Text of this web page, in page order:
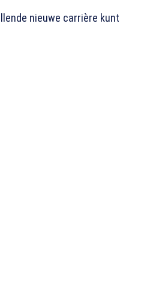
nieuwe carrière kunt